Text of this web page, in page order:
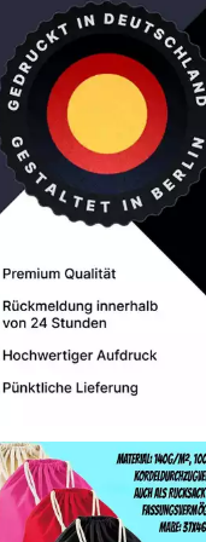
& BROWNIE
aus Baumwolle
Retro Konsole